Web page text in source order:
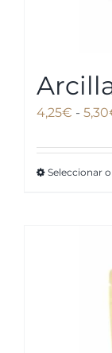
4,25€ - 5,30
Seleccionar